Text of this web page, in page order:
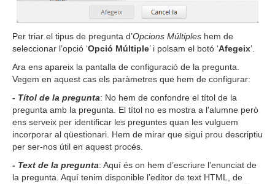
Per triar el tipus de pregunta d’Opcions Múltiples hem de
seleccionar l’opció ‘Opció Múltiple’ i polsam el botó ‘Afegeix’.
Ara ens apareix la pantalla de configuració de la pregunta.
Vegem en aquest cas els paràmetres que hem de configurar:
- Títol de la pregunta: No hem de confondre el títol de la
pregunta amb la pregunta. El títol no es mostra a l'alumne però
ens serveix per identificar les preguntes quan les vulguem
incorporar al qüestionari. Hem de mirar que sigui prou descriptiu
per ser-nos útil en aquest procés.
- Text de la pregunta: Aquí és on hem d’escriure l’enunciat de
la pregunta. Aquí tenim disponible l’editor de text HTML, de